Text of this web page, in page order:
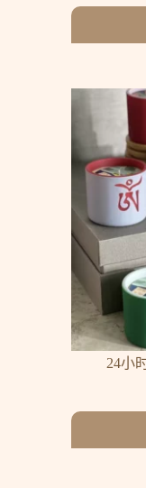
24小